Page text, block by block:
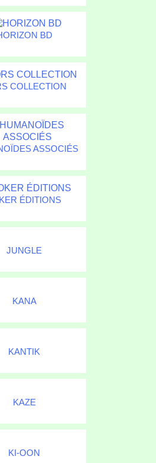
BD
COLLECTION
ASSOCIÉS
ÉDITIONS
JUNGLE
KANA
KANTIK
KAZE
KI-OON